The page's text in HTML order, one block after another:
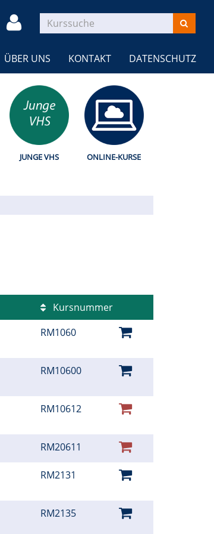
ÜBER UNS KONTAKT DATENSCHUTZ
JUNGE VHS ONLINE-KURSE
Kursnummer
RM1060
RM10600
RM10612
RM20611
RM2131
RM2135